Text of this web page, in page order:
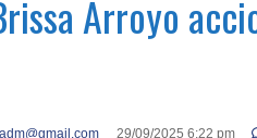
Arroyo
29/09/2025 6:22 pm